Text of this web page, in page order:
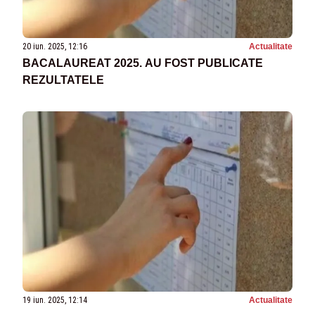
20 iun. 2025, 12:16 Actualitate
BACALAUREAT 2025. AU FOST PUBLICATE
REZULTATELE
19 iun. 2025, 12:14 Actualitate